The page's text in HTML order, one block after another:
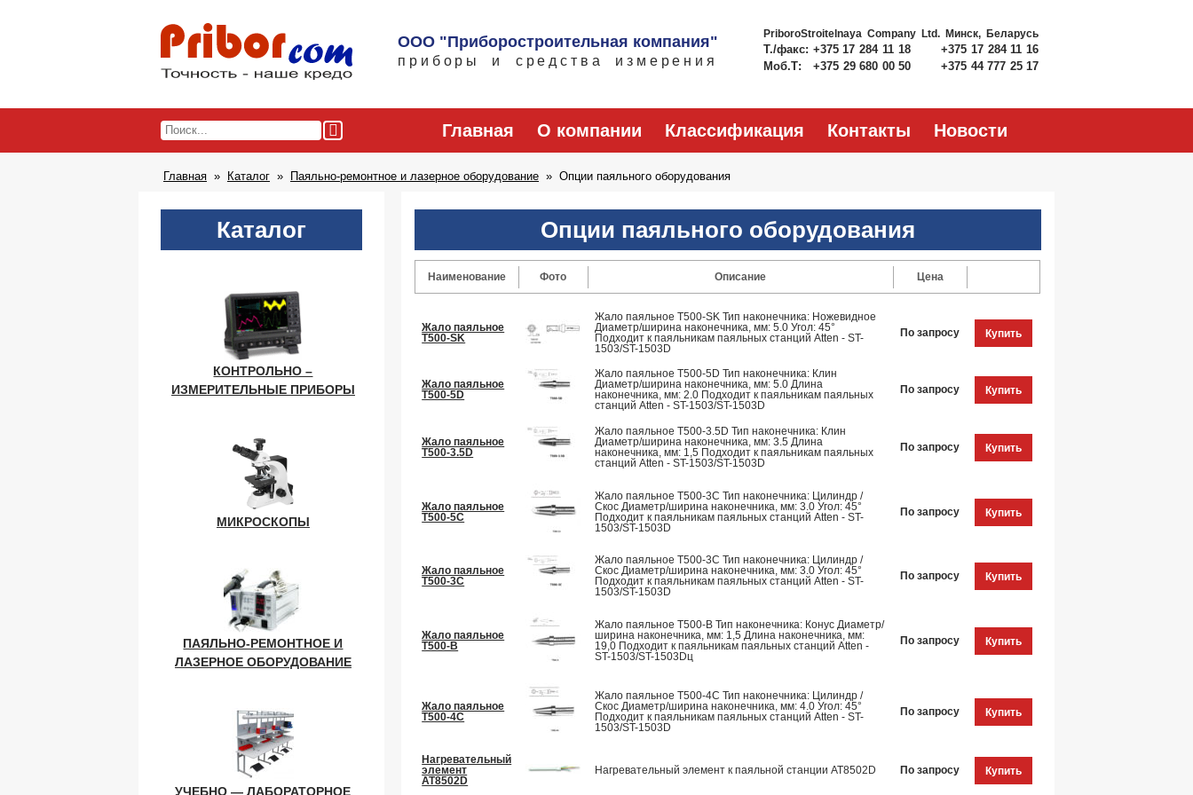
ООО "Приборостроительная компания"
приборы и средства измерения
PriboroStroitelnaya Company Ltd. Минск, Беларусь
Т./факс: +375 17 284 11 18
+375 17 284 11 16
Моб.Т:
+375 29 680 00 50 +375 44 777 25 17
Главная О компании Классификация Контакты Новости
Главная Каталог Паяльно-ремонтное и лазерное оборудование Опции паяльного оборудования
Каталог
КОНТРОЛЬНО –
ИЗМЕРИТЕЛЬНЫЕ ПРИБОРЫ
МИКРОСКОПЫ
ПАЯЛЬНО-РЕМОНТНОЕ И
ЛАЗЕРНОЕ ОБОРУДОВАНИЕ
УЧЕБНО — ЛАБОРАТОРНОЕ
Опции паяльного оборудования
Наименование Фото Описание Цена
Жало паяльное
T500-SK
Жало паяльное T500-SK Тип наконечника: Ножевидное
Диаметр/ширина наконечника, мм: 5.0 Угол: 45°
Подходит к паяльникам паяльных станций Atten - ST-
1503/ST-1503D
По запросу Купить
Жало паяльное
T500-5D
Жало паяльное T500-5D Тип наконечника: Клин
Диаметр/ширина наконечника, мм: 5.0 Длина
наконечника, мм: 2.0 Подходит к паяльникам паяльных
станций Atten - ST-1503/ST-1503D
По запросу Купить
Жало паяльное
T500-3.5D
Жало паяльное T500-3.5D Тип наконечника: Клин
Диаметр/ширина наконечника, мм: 3.5 Длина
наконечника, мм: 1,5 Подходит к паяльникам паяльных
станций Atten - ST-1503/ST-1503D
По запросу Купить
Жало паяльное
T500-5C
Жало паяльное T500-3C Тип наконечника: Цилиндр /
Скос Диаметр/ширина наконечника, мм: 3.0 Угол: 45°
Подходит к паяльникам паяльных станций Atten - ST-
1503/ST-1503D
По запросу Купить
Жало паяльное
T500-3C
Жало паяльное T500-3C Тип наконечника: Цилиндр /
Скос Диаметр/ширина наконечника, мм: 3.0 Угол: 45°
Подходит к паяльникам паяльных станций Atten - ST-
1503/ST-1503D
По запросу Купить
Жало паяльное
T500-B
Жало паяльное T500-B Тип наконечника: Конус Диаметр/
ширина наконечника, мм: 1,5 Длина наконечника, мм:
19,0 Подходит к паяльникам паяльных станций Atten -
ST-1503/ST-1503Dц
По запросу Купить
Жало паяльное
T500-4C
Жало паяльное T500-4C Тип наконечника: Цилиндр /
Скос Диаметр/ширина наконечника, мм: 4.0 Угол: 45°
Подходит к паяльникам паяльных станций Atten - ST-
1503/ST-1503D
По запросу Купить
Нагревательный
элемент
AT8502D
Нагревательный элемент к паяльной станции AT8502D По запросу Купить